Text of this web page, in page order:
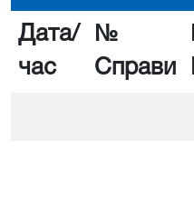
Дата/
час
№
Справи